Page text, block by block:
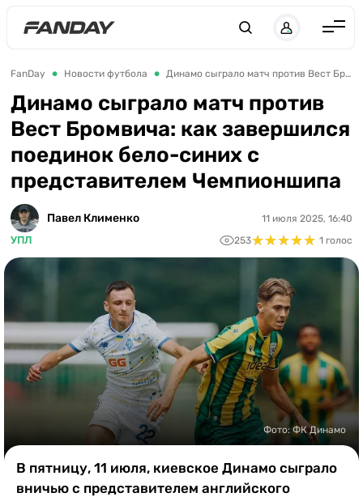
Испания
Германия
Италия
Франция
ЛЧ
Букмекеры
Казино
FanDay Новости футбола Динамо сыграло матч против Вест Бромвича: как завершился поединок бело-синих с представителем Чемпионшипа
Динамо сыграло матч против
Вест Бромвича: как завершился
поединок бело-синих с
представителем Чемпионшипа
Павел Клименко
УПЛ
11 июля 2025, 16:40
253★★★★★
★★★★★ 1 голос
Фото: ФК Динамо
В пятницу, 11 июля, киевское Динамо сыграло
вничью с представителем английского